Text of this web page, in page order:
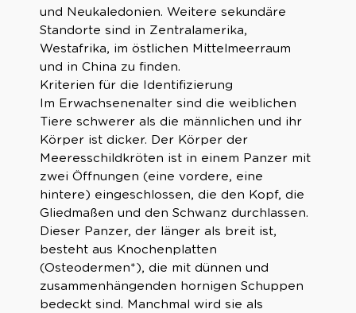
und Neukaledonien. Weitere sekundäre
Standorte sind in Zentralamerika,
Westafrika, im östlichen Mittelmeerraum
und in China zu finden.
Kriterien für die Identifizierung
Im Erwachsenenalter sind die weiblichen
Tiere schwerer als die männlichen und ihr
Körper ist dicker. Der Körper der
Meeresschildkröten ist in einem Panzer mit
zwei Öffnungen (eine vordere, eine
hintere) eingeschlossen, die den Kopf, die
Gliedmaßen und den Schwanz durchlassen.
Dieser Panzer, der länger als breit ist,
besteht aus Knochenplatten
(Osteodermen*), die mit dünnen und
zusammenhängenden hornigen Schuppen
bedeckt sind. Manchmal wird sie als